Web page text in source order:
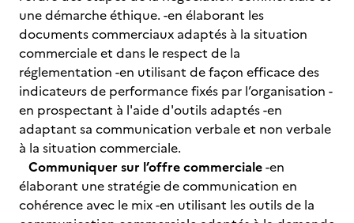
une démarche éthique. -en élaborant les
documents commerciaux adaptés à la situation
commerciale et dans le respect de la
réglementation -en utilisant de façon efficace des
indicateurs de performance fixés par l’organisation -
en prospectant à l'aide d'outils adaptés -en
adaptant sa communication verbale et non verbale
à la situation commerciale.
Communiquer sur l’offre commerciale-en
élaborant une stratégie de communication en
cohérence avec le mix -en utilisant les outils de la